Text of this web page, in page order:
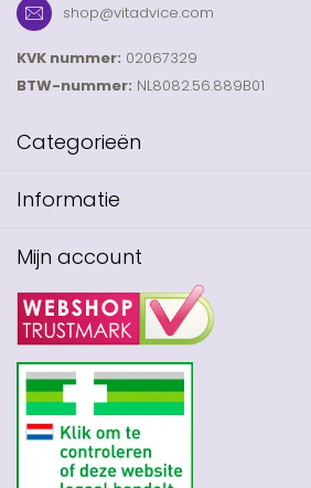
shop@vitadvice.com
KVK nummer: 02067329
BTW-nummer: NL8082.56.889B01
Categorieën
Informatie
Mijn account